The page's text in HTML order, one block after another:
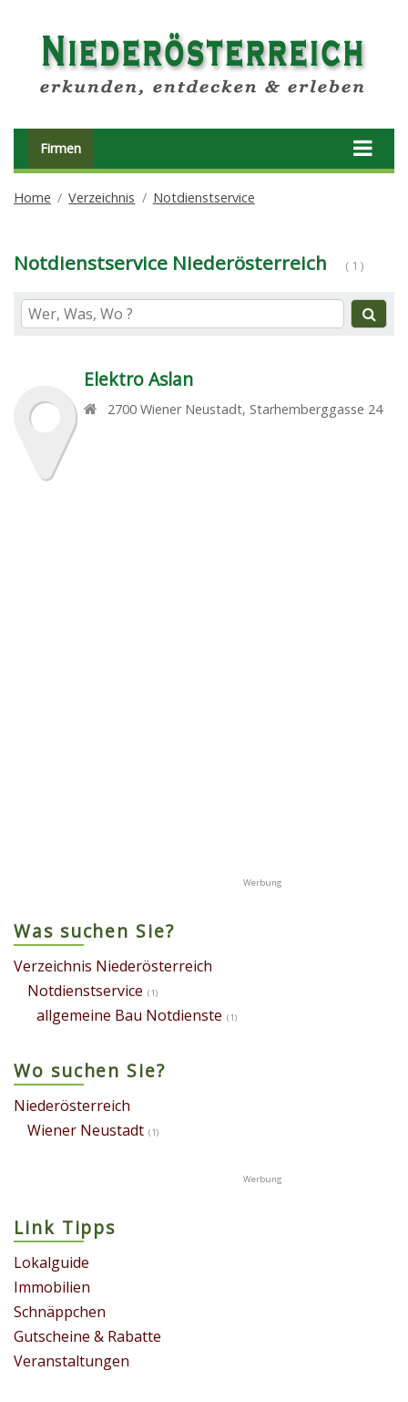
Firmen
Home Verzeichnis Notdienstservice
Notdienstservice Niederösterreich ( 1 )
Elektro Aslan
2700 Wiener Neustadt, Starhemberggasse 24
Was suchen Sie?
Verzeichnis Niederösterreich
Notdienstservice (1)
allgemeine Bau Notdienste (1)
Wo suchen Sie?
Niederösterreich
Wiener Neustadt (1)
Link Tipps
Lokalguide
Immobilien
Schnäppchen
Gutscheine & Rabatte
Veranstaltungen